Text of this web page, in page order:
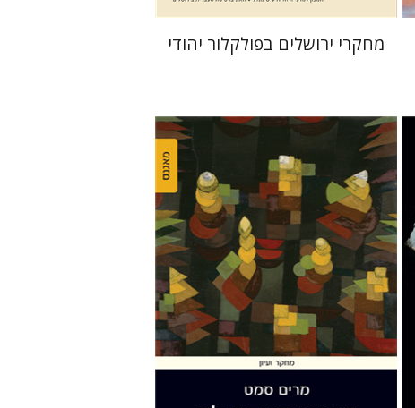
מחקרי ירושלים בפולקלור יהודי
מרים סמט
הנחת אתר ספר מודפס